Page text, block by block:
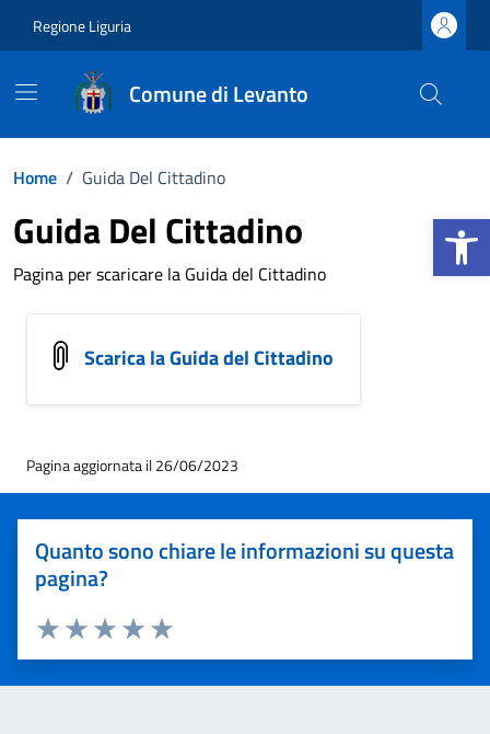
Apri la
Regione Liguria
Comune di Levanto
Home / Guida Del Cittadino
Guida Del Cittadino
Pagina per scaricare la Guida del Cittadino
Scarica la Guida del Cittadino
Pagina aggiornata il 26/06/2023
Quanto sono chiare le informazioni su questa
pagina?
Valuta 5 stelle su 5
Valuta 4 stelle su 5
Valuta 3 stelle su 5
Valuta 2 stelle su 5
Valuta 1 stelle su 5